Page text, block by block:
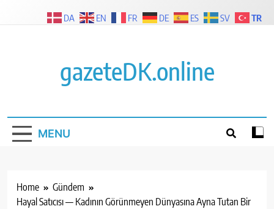
gazeteDK.online
MENU
Home
Gündem
Hayal Satıcısı — Kadının Görünmeyen Dünyasına Ayna Tutan Bir
DA EN FR DE ES SV TR